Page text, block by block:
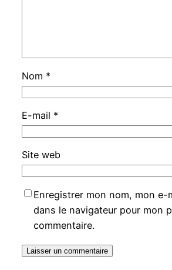
Nom *
E-mail *
Site web
Enregistrer mon nom, mon e-
dans le navigateur pour mon
commentaire.